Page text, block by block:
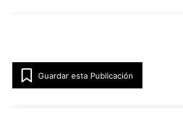
Guardar esta Publicación